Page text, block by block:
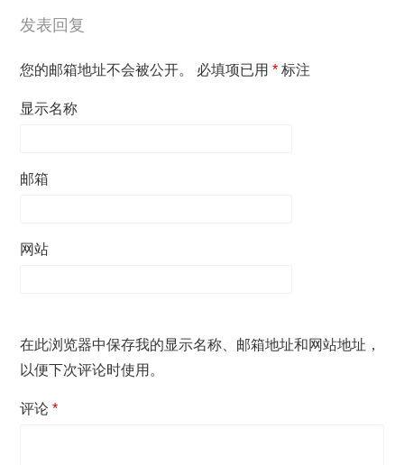
发表回复
您的邮箱地址不会被公开。 必填项已用* 标注
显示名称
邮箱
网站
在此浏览器中保存我的显示名称、邮箱地址和网站地址，
以便下次评论时使用。
评论*